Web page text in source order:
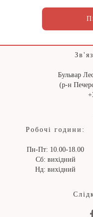
Бульвар
(р-н
Робочі години:
Пн-Пт: 10.00-18.00
Сб: вихідний
Нд: вихідний